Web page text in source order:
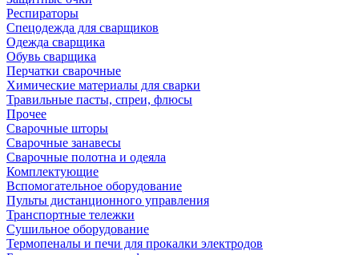
Респираторы
Спецодежда для сварщиков
Одежда сварщика
Обувь сварщика
Перчатки сварочные
Химические материалы для сварки
Травильные пасты, спреи, флюсы
Прочее
Сварочные шторы
Сварочные занавесы
Сварочные полотна и одеяла
Комплектующие
Вспомогательное оборудование
Пульты дистанционного управления
Транспортные тележки
Сушильное оборудование
Термопеналы и печи для прокалки электродов